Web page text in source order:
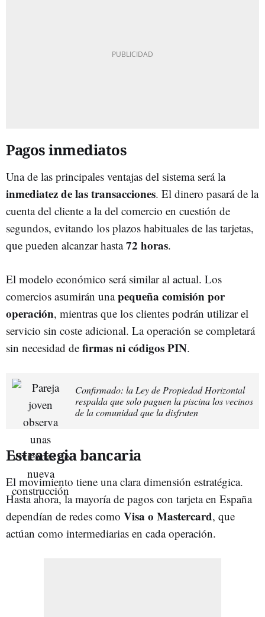
Pagos inmediatos
Una de las principales ventajas del sistema será la
inmediatez de las transacciones. El dinero pasará de la
cuenta del cliente a la del comercio en cuestión de
segundos, evitando los plazos habituales de las tarjetas,
que pueden alcanzar hasta72 horas.
El modelo económico será similar al actual. Los
comercios asumirán unapequeña comisión por
operación, mientras que los clientes podrán utilizar el
servicio sin coste adicional. La operación se completará
sin necesidad de firmas ni códigos PIN.
Confirmado: la Ley de Propiedad Horizontal
respalda que solo paguen la piscina los vecinos
de la comunidad que la disfruten
Estrategia bancaria
El movimiento tiene una clara dimensión estratégica.
Hasta ahora, la mayoría de pagos con tarjeta en España
dependían de redes como Visa o Mastercard, que
actúan como intermediarias en cada operación.